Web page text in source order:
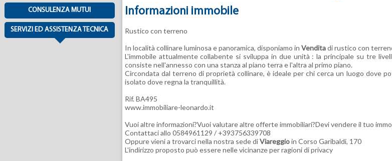
CONSULENZA MUTUI
SERVIZI ED ASSISTENZA TECNICA
Informazioni immobile
Rustico con terreno
In località collinare luminosa e panoramica, disponiamo in Venditadi rustico con
L'immobile attualmente collabente si sviluppa in due unità : la principale su tre
consiste nell'annesso con una stanza al piano terra e l'altra al primo piano.
Circondata dal terreno di proprietà collinare, è ideale per chi cerca un luogo dove
isolato dove regna la tranquillità.
Rif. BA495
www.immobiliare-leonardo.it
Vuoi altre informazioni?Vuoi valutare altre offerte immobiliari?Devi vendere il tuo
Contattaci allo 0584961129 / +393756339708
Oppure vieni a trovarci nella nostra sede diViareggioin Corso Garibaldi, 170
L'indirizzo proposto può essere nelle vicinanze per ragioni di privacy